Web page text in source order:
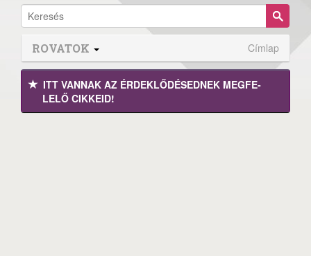
ROVATOK Címlap
ITT VANNAK AZ ÉRDEK­LŐDÉ­SEDNEK MEGFE­
LELŐ CIKKEID!